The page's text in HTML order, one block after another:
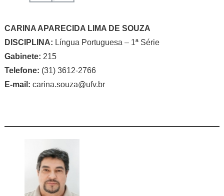
CARINA APARECIDA LIMA DE SOUZA
DISCIPLINA: Língua Portuguesa – 1ª Série
Gabinete: 215
Telefone: (31) 3612-2766
E-mail: carina.souza@ufv.br